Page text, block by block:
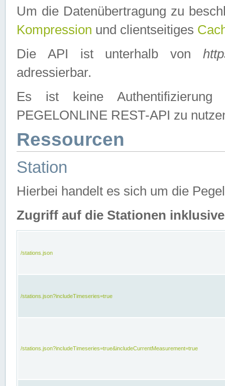
Um die Datenübertragung zu
Kompression und clientseitiges
Die API ist unterhalb von
adressierbar.
Es ist keine
PEGELONLINE REST-API zu
Ressourcen
Station
Hierbei handelt es sich um die
Zugriff auf die Stationen
/stations.json
/stations.json?includeTimeseries=true
/stations.json?includeTimeseries=true&includeCurrentMeasurement=true